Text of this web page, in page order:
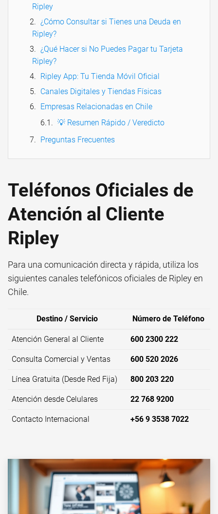
Ripley
¿Cómo Consultar si Tienes una Deuda en
Ripley?
¿Qué Hacer si No Puedes Pagar tu Tarjeta
Ripley?
Ripley App: Tu Tienda Móvil Oficial
Canales Digitales y Tiendas Físicas
Empresas Relacionadas en Chile
💡 Resumen Rápido / Veredicto
Preguntas Frecuentes
Teléfonos Oficiales de
Atención al Cliente
Ripley
Para una comunicación directa y rápida, utiliza los
siguientes canales telefónicos oficiales de Ripley en
Chile.
Destino / Servicio Número de Teléfono
Atención General al Cliente 600 2300 222
Consulta Comercial y Ventas 600 520 2026
Línea Gratuita (Desde Red Fija) 800 203 220
Atención desde Celulares 22 768 9200
Contacto Internacional +56 9 3538 7022